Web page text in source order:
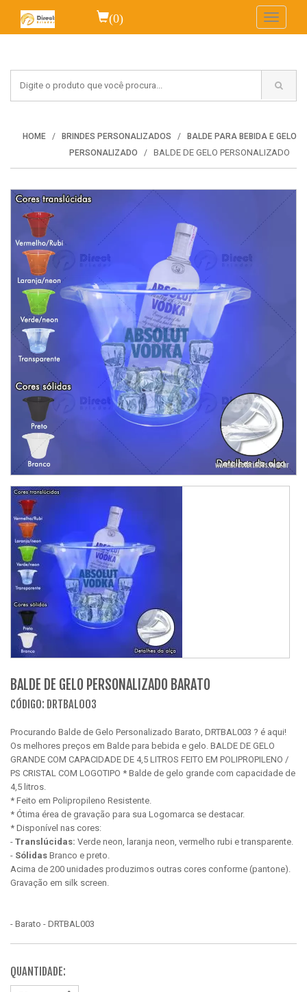
(0)
Toggle
HOME BRINDES PERSONALIZADOS
BALDE PARA BEBIDA E GELO
PERSONALIZADO
BALDE DE GELO PERSONALIZADO
BALDE DE GELO PERSONALIZADO BARATO
CÓDIGO: DRTBAL003
Procurando Balde de Gelo Personalizado Barato, DRTBAL003 ? é aqui!
Os melhores preços em Balde para bebida e gelo. BALDE DE GELO
GRANDE COM CAPACIDADE DE 4,5 LITROS FEITO EM POLIPROPILENO /
PS CRISTAL COM LOGOTIPO * Balde de gelo grande com capacidade de
4,5 litros.
* Feito em Polipropileno Resistente.
* Ótima érea de gravação para sua Logomarca se destacar.
* Disponível nas cores:
- Translúcidas: Verde neon, laranja neon, vermelho rubi e transparente.
- Sólidas Branco e preto.
Acima de 200 unidades produzimos outras cores conforme (pantone).
Gravação em silk screen.
- Barato - DRTBAL003
QUANTIDADE: